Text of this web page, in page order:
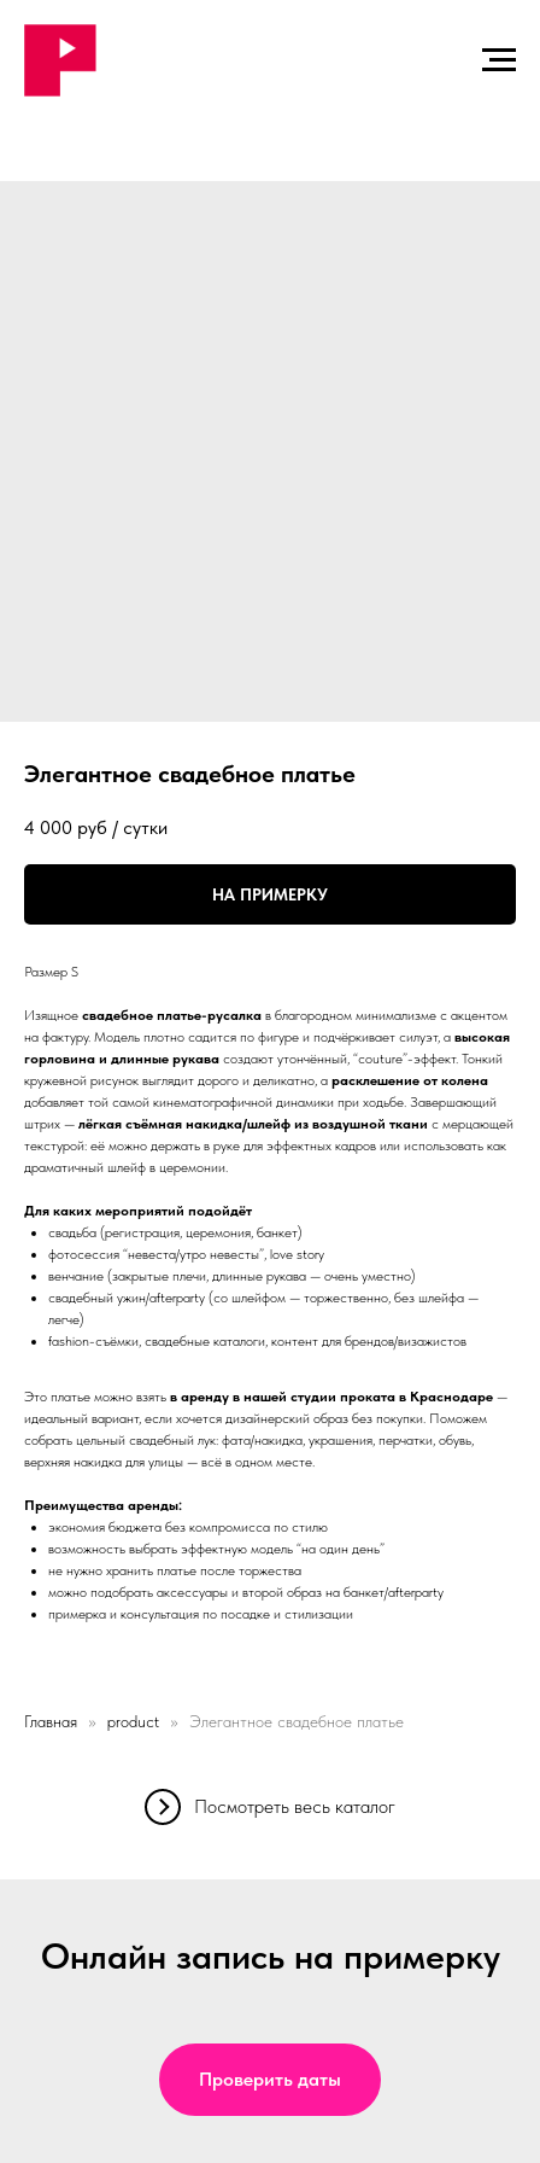
Элегантное свадебное платье
4 000 руб / сутки
НА ПРИМЕРКУ
Размер S
Изящное свадебное платье-русалка в благородном минимализме с акцентом
на фактуру. Модель плотно садится по фигуре и подчёркивает силуэт, а высокая
горловина и длинные рукава создают утончённый, “couture”-эффект. Тонкий
кружевной рисунок выглядит дорого и деликатно, а расклешение от колена
добавляет той самой кинематографичной динамики при ходьбе. Завершающий
штрих — лёгкая съёмная накидка/шлейф из воздушной ткани с мерцающей
текстурой: её можно держать в руке для эффектных кадров или использовать как
драматичный шлейф в церемонии.
Для каких мероприятий подойдёт
свадьба (регистрация, церемония, банкет)
фотосессия “невеста/утро невесты”, love story
венчание (закрытые плечи, длинные рукава — очень уместно)
свадебный ужин/afterparty (со шлейфом — торжественно, без шлейфа —
легче)
fashion-съёмки, свадебные каталоги, контент для брендов/визажистов
Это платье можно взять в аренду в нашей студии проката в Краснодаре —
идеальный вариант, если хочется дизайнерский образ без покупки. Поможем
собрать цельный свадебный лук: фата/накидка, украшения, перчатки, обувь,
верхняя накидка для улицы — всё в одном месте.
Преимущества аренды:
экономия бюджета без компромисса по стилю
возможность выбрать эффектную модель “на один день”
не нужно хранить платье после торжества
можно подобрать аксессуары и второй образ на банкет/afterparty
примерка и консультация по посадке и стилизации
Главная product Элегантное свадебное платье
Посмотреть весь каталог
Онлайн запись на примерку
Проверить даты